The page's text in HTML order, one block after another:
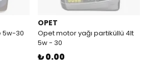
5w-30
OPET
Opet motor yağı partiküllü 4lt
5w - 30
₺ 0.00